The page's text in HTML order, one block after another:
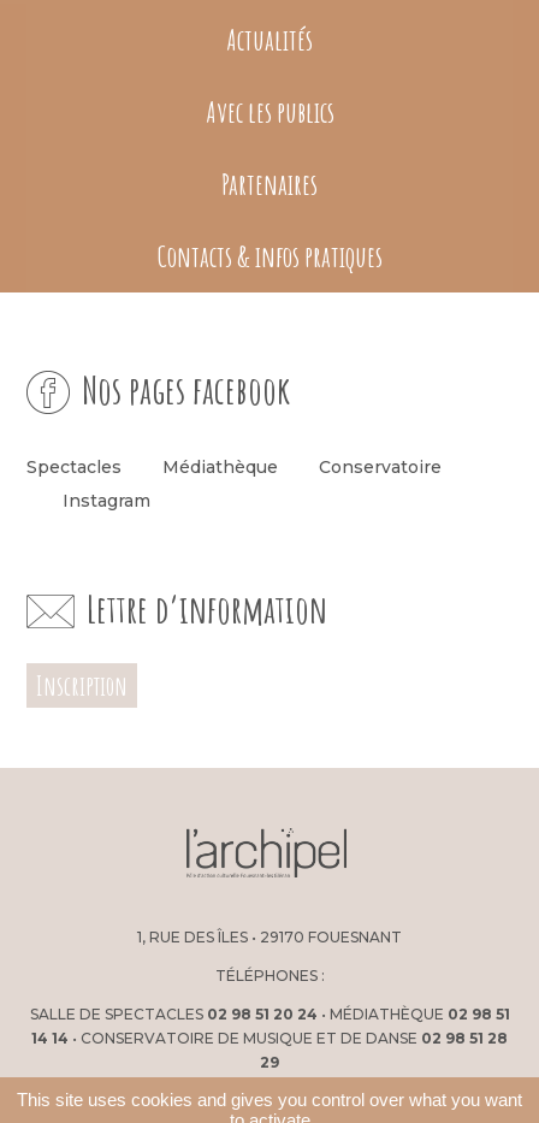
Actualités
Avec les publics
Partenaires
Contacts & infos pratiques
Nos pages facebook
Spectacles Médiathèque
Conservatoire
Instagram
Lettre d’information
Inscription
1, RUE DES ÎLES • 29170 FOUESNANT
TÉLÉPHONES :
SALLE DE SPECTACLES 02 98 51 20 24 • MÉDIATHÈQUE 02 98 51
14 14 • CONSERVATOIRE DE MUSIQUE ET DE DANSE 02 98 51 28
29
This site uses cookies and gives you control over what you want